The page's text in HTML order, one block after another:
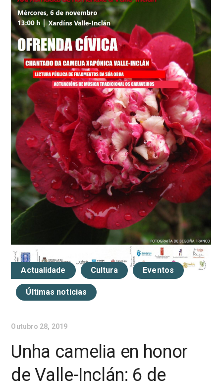
Actualidade Cultura Eventos
Últimas noticias
Outubro 28, 2019
Unha camelia en honor
de Valle-Inclán: 6 de